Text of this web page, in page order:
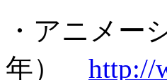
・アニメー
年） http://